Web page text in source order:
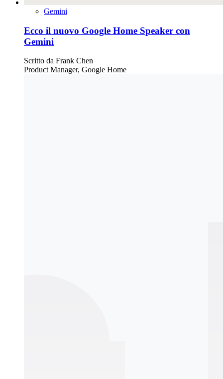
Gemini
Ecco il nuovo Google Home Speaker con
Gemini
Scritto da Frank Chen
Product Manager, Google Home